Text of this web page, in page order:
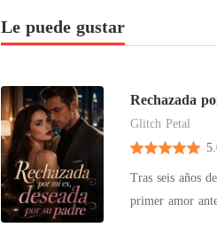
Le puede gustar
Rechazada
Glitch Petal
Tras seis años
primer amor antes que a ella. Entonces llegó una